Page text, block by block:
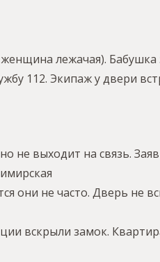
лежачая). Бабушка
112. Экипаж у двери
выходит на связь.
они не часто. Дверь не
вскрыли замок.